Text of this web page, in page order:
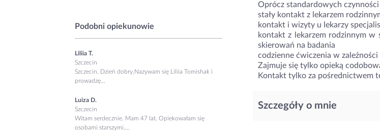
Podobni opiekunowie
Liliia T.
Szczecin
Szczecin. Dzień dobry, ​Nazywam się Liliia Tomishak i
prowadzę...
Luiza D.
Szczecin
Witam serdecznie. Mam 47 lat. Opiekowałam się
osobami starszymi,...
Oprócz standardowych
stały kontakt z lekarzem
kontakt i wizyty u lekarzy
kontakt z lekarzem rodzinnym
skierowań na badania
codzienne ćwiczenia w
Zajmuje się tylko opieką
Kontakt tylko za pośrednictwem
Szczegóły o mnie